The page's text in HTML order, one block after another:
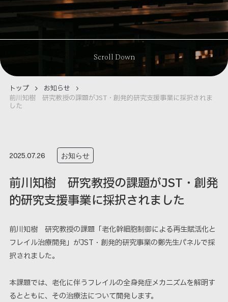
Scroll Down
トップ
お知らせ
前川知樹 研究教授の課題がJST・創発的研究支援事業に採択されま
した
2025.07.26 お知らせ
前川知樹 研究教授の課題がJST・創発
的研究支援事業に採択されました
前川知樹 研究教授の課題「老化幹細胞制御による再生賦活化と
フレイル治療開発」がJST・創発的研究事業の鄭先生パネルで採
択されました。
本課題では、老化に伴うフレイルの全身発症メカニズムを解明す
るとともに、その治療法について開発します。